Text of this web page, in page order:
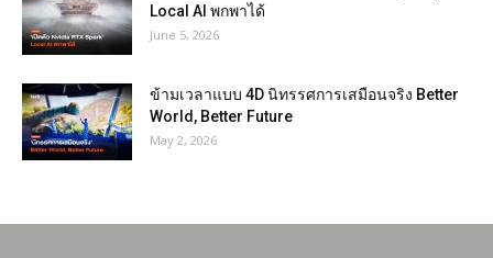
Local AI พกพาได้
June 5, 2026
ข้ามเวลาแบบ 4D นิทรรศการเสมือนจริง Better
World, Better Future
May 2, 2026